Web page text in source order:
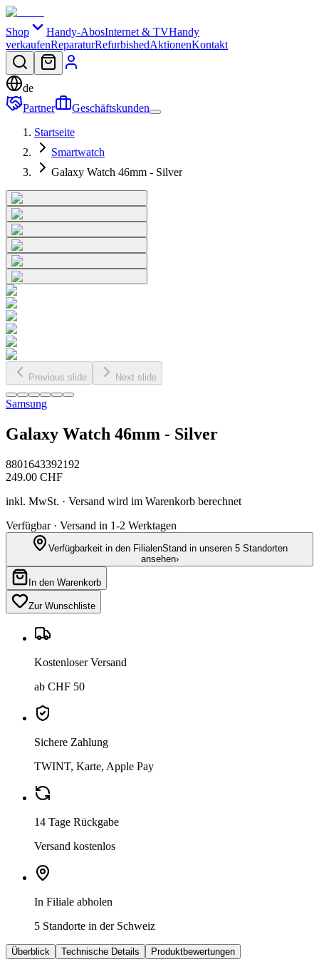
Shop Handy-AbosInternet & TVHandy
verkaufenReparaturRefurbishedAktionenKontakt
de
Partner
Geschäftskunden
Startseite
Smartwatch
Galaxy Watch 46mm - Silver
Previous slide Next slide
Samsung
Galaxy Watch 46mm - Silver
8801643392192
249.00 CHF
inkl. MwSt. · Versand wird im Warenkorb berechnet
Verfügbar · Versand in 1-2 Werktagen
Verfügbarkeit in den FilialenStand in unseren 5 Standorten
ansehen›
In den Warenkorb
Zur Wunschliste
Kostenloser Versand
ab CHF 50
Sichere Zahlung
TWINT, Karte, Apple Pay
14 Tage Rückgabe
Versand kostenlos
In Filiale abholen
5 Standorte in der Schweiz
Überblick Technische Details Produktbewertungen